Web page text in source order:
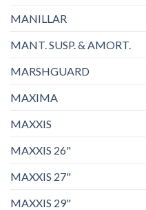
MANILLAR
MANT. SUSP. & AMORT.
MARSHGUARD
MAXIMA
MAXXIS
MAXXIS 26"
MAXXIS 27"
MAXXIS 29"